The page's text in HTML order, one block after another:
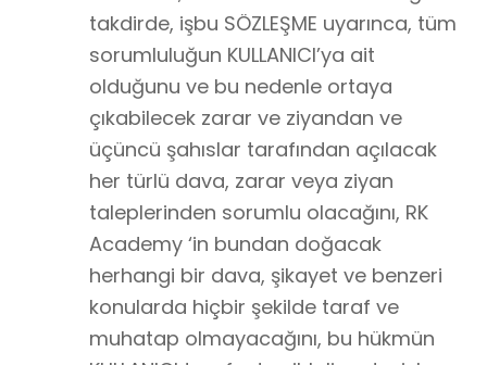
takdirde, işbu SÖZLEŞME uyarınca, tüm
sorumluluğun KULLANICI’ya ait
olduğunu ve bu nedenle ortaya
çıkabilecek zarar ve ziyandan ve
üçüncü şahıslar tarafından açılacak
her türlü dava, zarar veya ziyan
taleplerinden sorumlu olacağını, RK
Academy ‘in bundan doğacak
herhangi bir dava, şikayet ve benzeri
konularda hiçbir şekilde taraf ve
muhatap olmayacağını, bu hükmün